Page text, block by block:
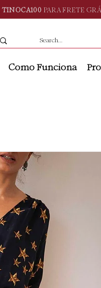
TINOCA100 PARA FRETE
Como Funciona